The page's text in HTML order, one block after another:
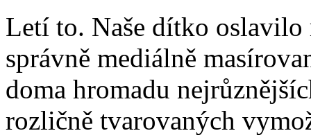
Letí to. Naše dítko
správně mediálně
doma hromadu
rozličně tvarovaných